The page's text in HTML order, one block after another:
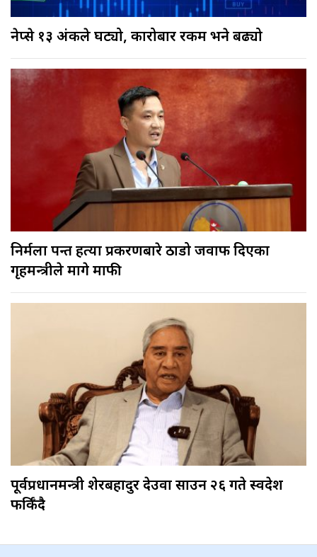
नेप्से १३ अंकले घट्यो, कारोबार रकम भने बढ्यो
निर्मला पन्त हत्या प्रकरणबारे ठाडो जवाफ दिएका
गृहमन्त्रीले मागे माफी
पूर्वप्रधानमन्त्री शेरबहादुर देउवा साउन २६ गते स्वदेश
फर्किँदै